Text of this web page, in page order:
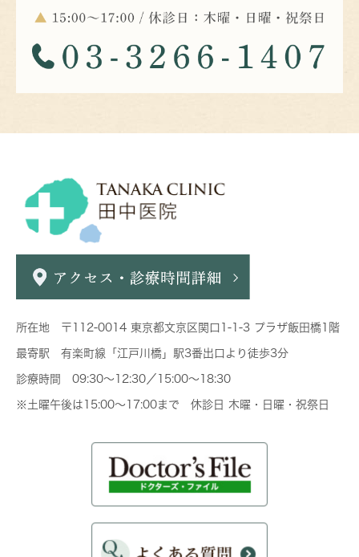
所在地 〒112-0014 東京都文京区関口1-1-3 プラザ飯田橋1階
最寄駅 有楽町線「江戸川橋」駅3番出口より徒歩3分
診療時間 09:30～12:30／15:00～18:30
※土曜午後は15:00～17:00まで 休診日 木曜・日曜・祝祭日